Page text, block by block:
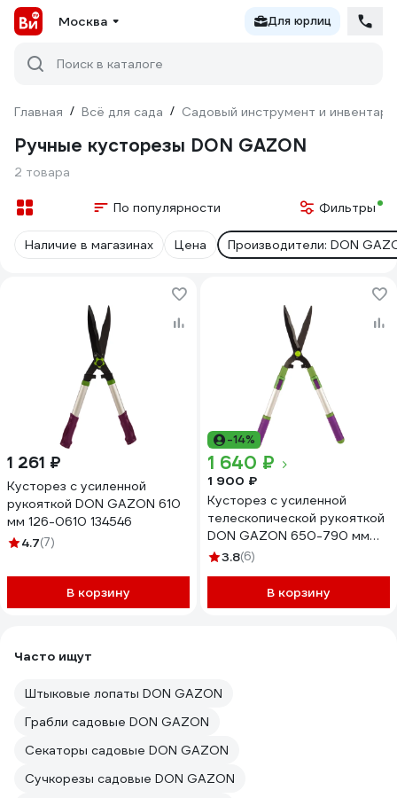
Москва Для юрлиц
Поиск в каталоге
Главная / Всё для сада / Садовый инструмент и инвентарь
Ручные кусторезы DON GAZON
2 товара
По популярности Фильтры
Наличие в магазинах Цена Производители: DON
1 261 ₽
Кусторез с усиленной
рукояткой DON GAZON 610
мм 126-0610 134546
4.7(7)
В корзину
-14%
1 640 ₽
1 900 ₽
Кусторез с усиленной
телескопической рукояткой
DON GAZON 650-790 мм
126-0680 134547
3.8(6)
В корзину
Часто ищут
Штыковые лопаты DON GAZON
Грабли садовые DON GAZON
Секаторы садовые DON GAZON
Сучкорезы садовые DON GAZON